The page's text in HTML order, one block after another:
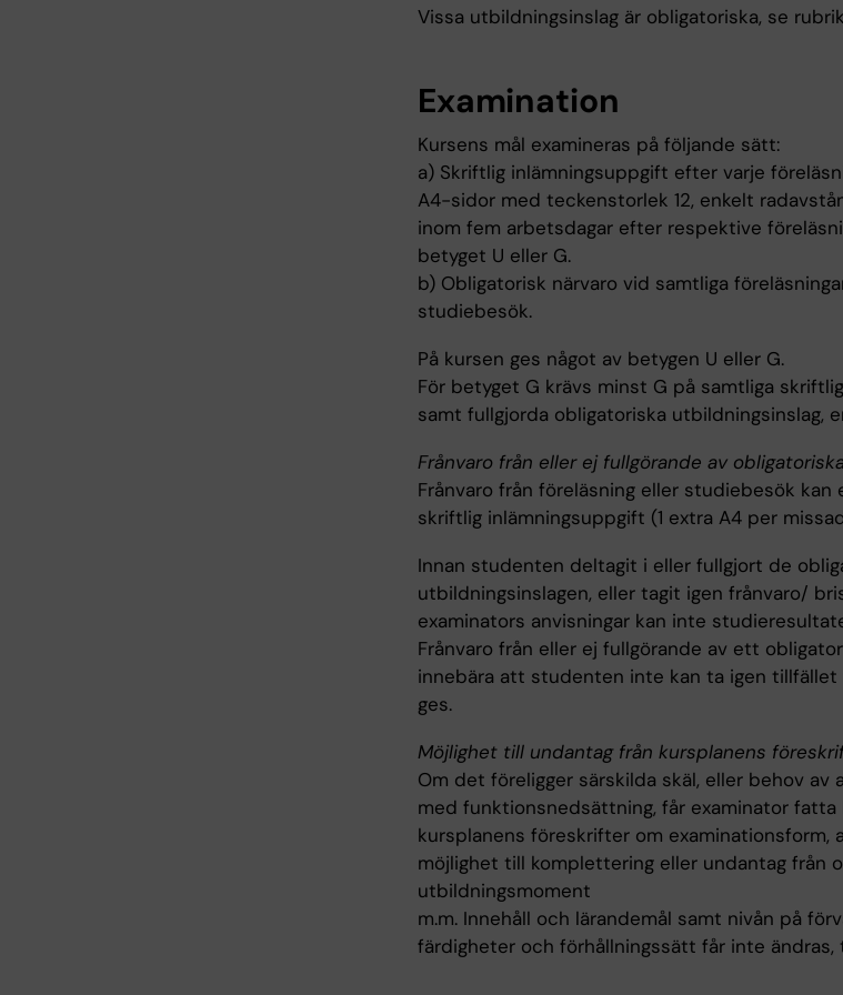
Vissa utbildningsinslag är obligatoriska, se
Examination
Kursens mål examineras på följande sätt:
a) Skriftlig inlämningsuppgift efter varje
A4-sidor med teckenstorlek 12, enkelt
inom fem arbetsdagar efter respektive
betyget U eller G.
b) Obligatorisk närvaro vid samtliga
studiebesök.
På kursen ges något av betygen U eller G.
För betyget G krävs minst G på samtliga
samt fullgjorda obligatoriska utbildningsinslag,
Frånvaro från eller ej fullgörande av
Frånvaro från föreläsning eller studiebesök
skriftlig inlämningsuppgift (1 extra A4 per
Innan studenten deltagit i eller fullgjort de
utbildningsinslagen, eller tagit igen frånvaro/
examinators anvisningar kan inte
Frånvaro från eller ej fullgörande av ett
innebära att studenten inte kan ta igen tillfället
ges.
Möjlighet till undantag från kursplanens
Om det föreligger särskilda skäl, eller behov av
med funktionsnedsättning, får examinator
kursplanens föreskrifter om examinationsform,
möjlighet till komplettering eller undantag från
utbildningsmoment
m.m. Innehåll och lärandemål samt nivån på
färdigheter och förhållningssätt får inte ändras,